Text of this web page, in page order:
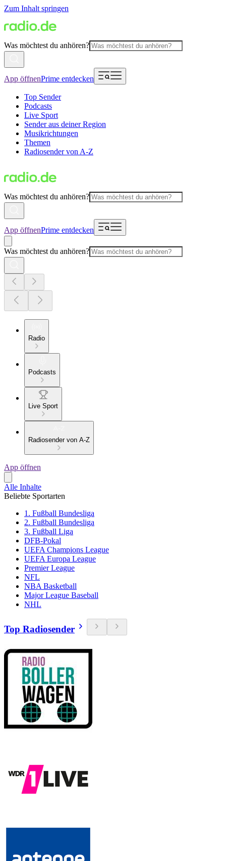
Zum Inhalt springen
Was möchtest du anhören?
App öffnenPrime entdecken
Top Sender
Podcasts
Live Sport
Sender aus deiner Region
Musikrichtungen
Themen
Radiosender von A-Z
Was möchtest du anhören?
App öffnenPrime entdecken
Was möchtest du anhören?
Radio
Podcasts
Live Sport
Radiosender von A-Z
App öffnen
Alle Inhalte
Beliebte Sportarten
1. Fußball Bundesliga
2. Fußball Bundesliga
3. Fußball Liga
DFB-Pokal
UEFA Champions League
UEFA Europa League
Premier League
NFL
NBA Basketball
Major League Baseball
NHL
Top Radiosender